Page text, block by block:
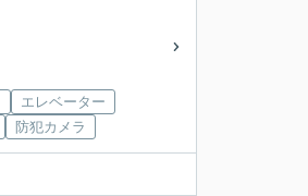
エレベーター
防犯カメラ